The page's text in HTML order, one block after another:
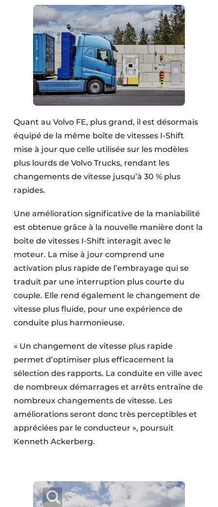
Travaux ferroviaires
Quant au Volvo FE, plus grand, il est désormais
équipé de la même boîte de vitesses I-Shift
mise à jour que celle utilisée sur les modèles
plus lourds de Volvo Trucks, rendant les
changements de vitesse jusqu’à 30 % plus
rapides.
Une amélioration significative de la maniabilité
est obtenue grâce à la nouvelle manière dont la
boîte de vitesses I-Shift interagit avec le
moteur. La mise à jour comprend une
activation plus rapide de l’embrayage qui se
traduit par une interruption plus courte du
couple. Elle rend également le changement de
vitesse plus fluide, pour une expérience de
conduite plus harmonieuse.
« Un changement de vitesse plus rapide
permet d’optimiser plus efficacement la
sélection des rapports. La conduite en ville avec
de nombreux démarrages et arrêts entraîne de
nombreux changements de vitesse. Les
améliorations seront donc très perceptibles et
appréciées par le conducteur », poursuit
Kenneth Ackerberg.